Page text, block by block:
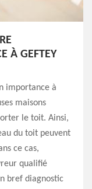
À GEFTEY
importance à
maisons
le toit. Ainsi,
du toit peuvent
ce cas,
qualifié
bref diagnostic